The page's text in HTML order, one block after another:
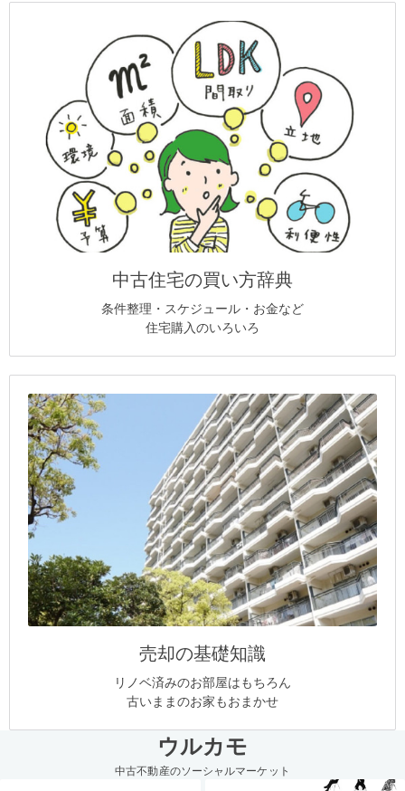
中古住宅の買い方辞典
条件整理・スケジュール・お金など
住宅購入のいろいろ
売却の基礎知識
リノベ済みのお部屋はもちろん
古いままのお家もおまかせ
ウルカモ
中古不動産のソーシャルマーケット